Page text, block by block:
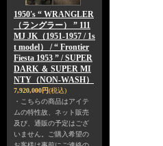
1950's “ WRANGLER
（ラングラー） ” 111
MJ JK（1951-1957 / 1s
t model） / “ Frontier
Fiesta 1953 ” / SUPER
DARK ＆ SUPER MI
NTY（NON-WASH）
7,920,000円(税込)
・こちらの商品はアイテ
ムの特性故、ネット販売
及び、通販の予定はござ
いません。ご購入希望の